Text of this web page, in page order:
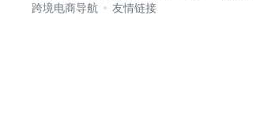
跨境电商导航
友情链接